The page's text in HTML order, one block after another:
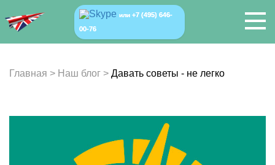
или +7 (495) 646-
00-76
Главная > Наш блог > Давать советы - не легко